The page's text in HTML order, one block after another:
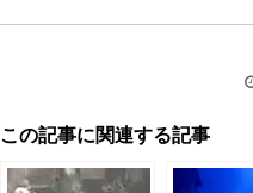
この記事に関連する記事